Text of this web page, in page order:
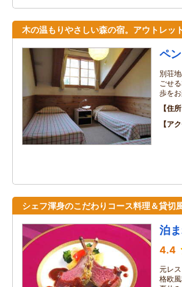
木の温もりやさしい森の宿。アウトレッ
ペ
別荘
ごせ
歩をお
住所
ア
シェフ渾身のこだわりコース料理＆貸切
泊
4.4
元レ
格欧